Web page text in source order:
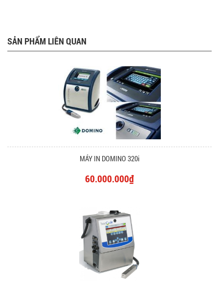
SẢN PHẨM LIÊN QUAN
MÁY IN DOMINO 320i
60.000.000₫